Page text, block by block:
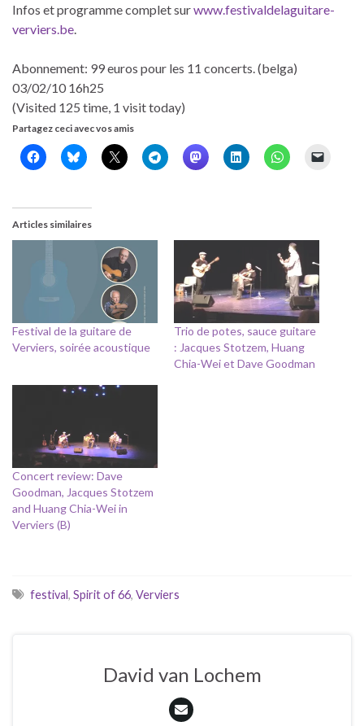
Infos et programme complet surwww.festivaldelaguitare-
verviers.be
Abonnement: 99 euros pour les 11 concerts. (belga)
03/02/10 16h25
(Visited 125 time, 1 visit today)
Partagez ceci avec vos amis
Articles similaires
Festival de la guitare de
Verviers, soirée acoustique
Trio de potes, sauce guitare
: Jacques Stotzem, Huang
Chia-Wei et Dave Goodman
Concert review: Dave
Goodman, Jacques Stotzem
and Huang Chia-Wei in
Verviers (B)
festival, Spirit of 66, Verviers
David van Lochem